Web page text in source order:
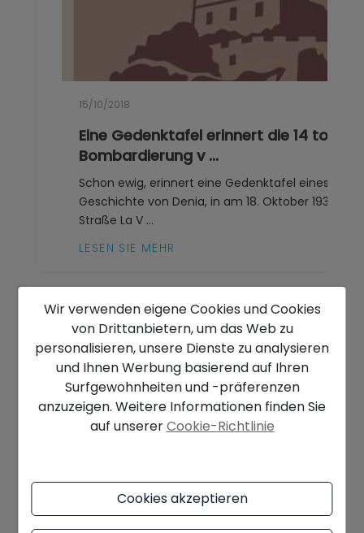
15/10/2018
Eine Gedenktafel erinnert die 14 tot in
Bombardierung v ...
Schon ewig, erinnert eine Gedenktafel eines der
Geschichte von Denia, in am 18. Oktober 1938,
Straße La V ...
LESEN SIE MEHR
Wir verwenden eigene Cookies und Cookies
von Drittanbietern, um das Web zu
personalisieren, unsere Dienste zu analysieren
und Ihnen Werbung basierend auf Ihren
Surfgewohnheiten und -präferenzen
anzuzeigen. Weitere Informationen finden Sie
auf unsererCookie-Richtlinie
Cookies akzeptieren